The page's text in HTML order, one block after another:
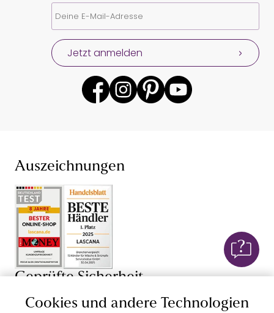
Jetzt anmelden
Auszeichnungen
Geprüfte Sicherheit
Cookies und andere Technologien